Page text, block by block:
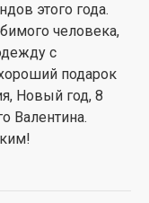
этого года.
человека,
с
подарок
Новый год, 8
Валентина.